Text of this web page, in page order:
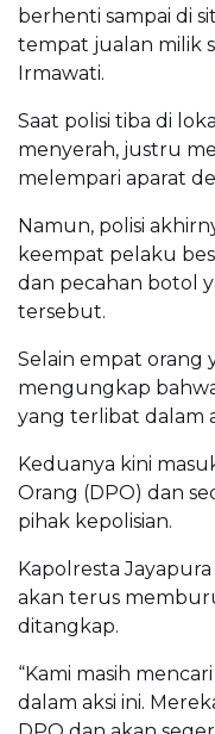
berhenti sampai di
tempat jualan milik
Irmawati.
Saat polisi tiba di
menyerah, justru
melempari aparat
Namun, polisi
keempat pelaku
dan pecahan botol
tersebut.
Selain empat orang
mengungkap
yang terlibat dalam
Keduanya kini
Orang (DPO) dan
pihak kepolisian.
Kapolresta
akan terus
ditangkap.
“Kami masih
dalam aksi ini.